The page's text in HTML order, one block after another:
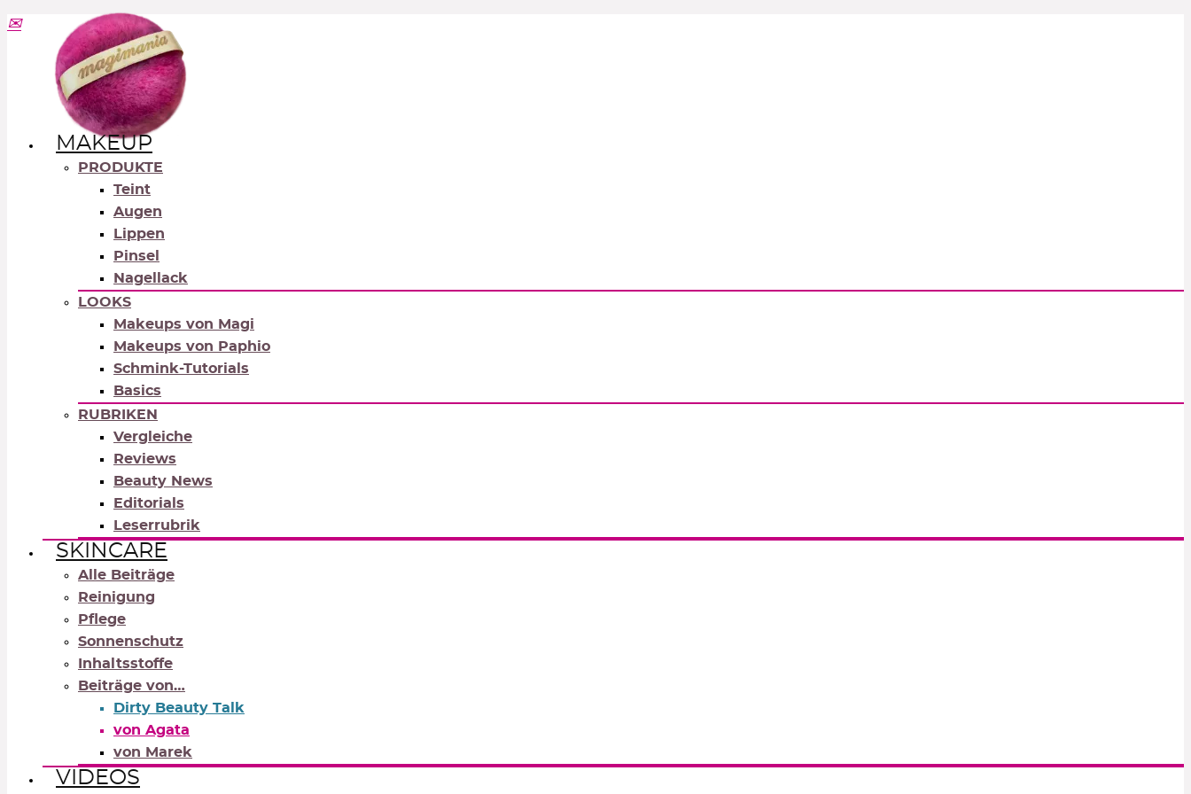
MAKEUP
PRODUKTE
Teint
Augen
Lippen
Pinsel
Nagellack
LOOKS
Makeups von Magi
Makeups von Paphio
Schmink-Tutorials
Basics
RUBRIKEN
Vergleiche
Reviews
Beauty News
Editorials
Leserrubrik
SKINCARE
Alle Beiträge
Reinigung
Pflege
Sonnenschutz
Inhaltsstoffe
Beiträge von…
Dirty Beauty Talk
von Agata
von Marek
VIDEOS